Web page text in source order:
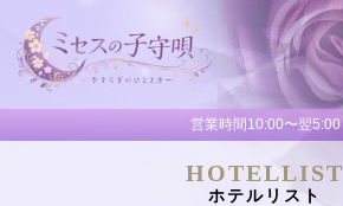
営業時間10:00〜翌5:00
HOTELLIST
ホテルリスト